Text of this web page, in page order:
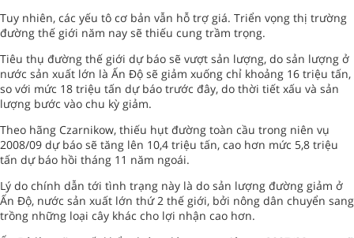
Tuy nhiên, các yếu tô cơ bản vẫn hỗ trợ giá. Triển vọng thị trường
đường thế giới năm nay sẽ thiếu cung trầm trọng.
Tiêu thụ đường thế giới dự báo sẽ vượt sản lượng, do sản lượng ở
nước sản xuất lớn là Ấn Độ sẽ giảm xuống chỉ khoảng 16 triệu tấn,
so với mức 18 triệu tấn dự báo trước đây, do thời tiết xấu và sản
lượng bước vào chu kỳ giảm.
Theo hãng Czarnikow, thiếu hụt đường toàn cầu trong niên vụ
2008/09 dự báo sẽ tăng lên 10,4 triệu tấn, cao hơn mức 5,8 triệu
tấn dự báo hồi tháng 11 năm ngoái.
Lý do chính dẫn tới tình trạng này là do sản lượng đường giảm ở
Ấn Độ, nước sản xuất lớn thứ 2 thế giới, bởi nông dân chuyển sang
trồng những loại cây khác cho lợi nhận cao hơn.